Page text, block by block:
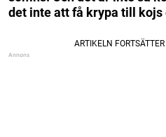
det inte att få krypa till kojs